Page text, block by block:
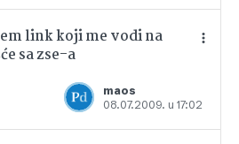
link koji me vodi na
sa zse-a
maos
08.07.2009. u 17:02
Dodajte u favorite